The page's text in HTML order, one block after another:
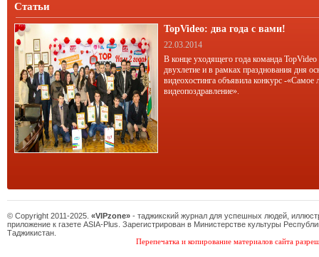
Статьи
TopVideo: два года с вами!
22.03.2014
В конце уходящего года команда TopVideo
двухлетие и в рамках празднования дня
видеохостинга объявила конкурс -«Самое
видеопоздравление».
© Copyright 2011-2025. «VIPzone» - таджикский журнал для успешных людей,
приложение к газете ASIA-Plus. Зарегистрирован в Министерстве культуры
Таджикистан.
Перепечатка и копирование материалов сайта